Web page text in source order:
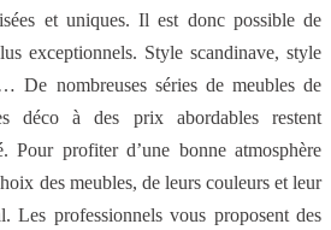
et uniques. Il est donc possible de
exceptionnels. Style scandinave, style
De nombreuses séries de meubles de
déco à des prix abordables restent
Pour profiter d’une bonne atmosphère
des meubles, de leurs couleurs et leur
Les professionnels vous proposent des